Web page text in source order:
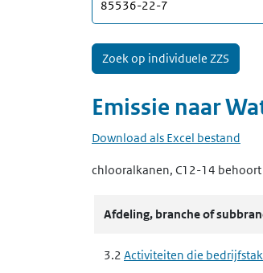
Emissie naar
Download als Excel bestand
chlooralkanen, C12-14
Afdeling, branche of
3.2 Activiteiten die